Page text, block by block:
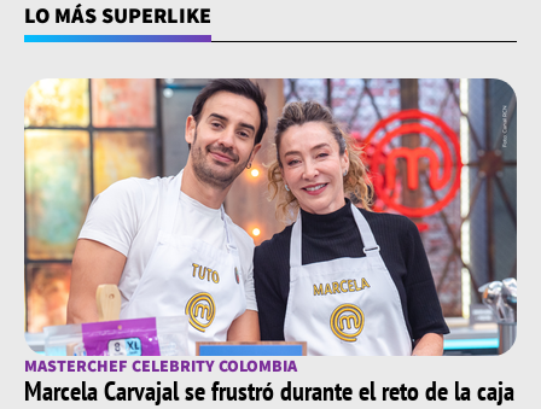
LO MÁS SUPERLIKE
MASTERCHEF CELEBRITY COLOMBIA
Marcela Carvajal se frustró durante el reto de la caja